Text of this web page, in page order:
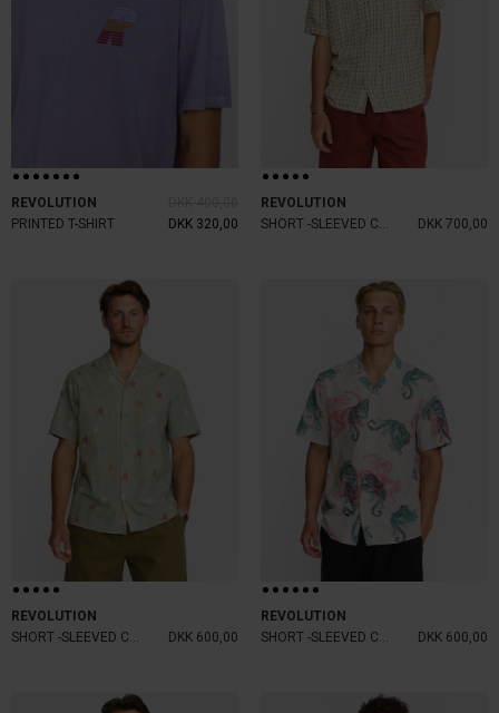
REVOLUTION
PRINTED T-SHIRT
DKK 320,00
REVOLUTION
SHORT -SLEEVED CUBAN SHIRT
DKK 700,00
REVOLUTION
SHORT -SLEEVED CUBAN SHIRT
DKK 600,00
REVOLUTION
SHORT -SLEEVED CUBAN SHIRT
DKK 600,00